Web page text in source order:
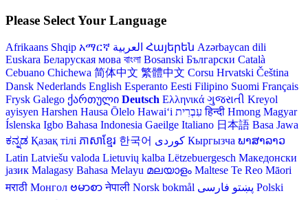
Please Select Your Language
Afrikaans Shqip አማርኛ العربية Հայերեն Azərbaycan dili
Euskara Беларуская мова বাংলা Bosanski Български Català
Cebuano Chichewa 简体中文 繁體中文 Corsu Hrvatski Čeština‎
Dansk Nederlands English Esperanto Eesti Filipino Suomi Français
Frysk Galego ქართული Deutsch Ελληνικά ગુજરાતી Kreyol
ayisyen Harshen Hausa Ōlelo Hawaiʻi עִבְרִית हिन्दी Hmong Magyar
Íslenska Igbo Bahasa Indonesia Gaeilge Italiano 日本語 Basa Jawa
ಕನ್ನಡ Қазақ тілі ភាសាខ្មែរ 한국어 Кыргызча ພາສາລາວ
Latin Latviešu valoda Lietuvių kalba Lëtzebuergesch Македонски
јазик Malagasy Bahasa Melayu മലയാളം Maltese Te Reo Māori
मराठी Монгол ဗမာစာ नेपाली Norsk bokmål پښتو فارسی
Polski